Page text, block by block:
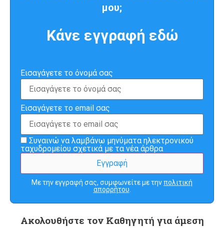
μου;
Κάνε εγγραφή εδώ
Εισαγάγετε το όνομά σας
Εισαγάγετε το email σας
Συναινώ να λαμβάνω μηνύματα ηλεκτρονικού
ταχυδρομείου σχετικά με τα νέα άρθρα
Με την εγγραφή σας, συμφωνείτε με τηνπολιτική
απορρήτου
Ακολουθήστε τον Καθηγητή για άμεση